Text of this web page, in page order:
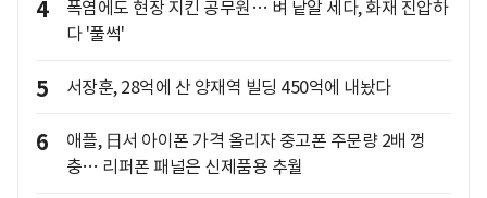
4
폭염에도 현장 지킨 공무원… 벼 낱알 세다, 화재 진압하
다 '풀썩'
5 서장훈, 28억에 산 양재역 빌딩 450억에 내놨다
6
애플, 日서 아이폰 가격 올리자 중고폰 주문량 2배 껑
충… 리퍼폰 패널은 신제품용 추월